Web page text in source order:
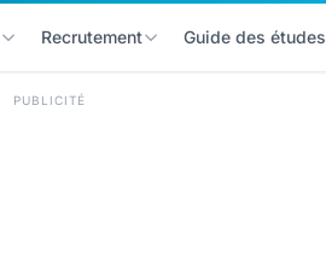
Recrutement Guide des études
PUBLICITÉ